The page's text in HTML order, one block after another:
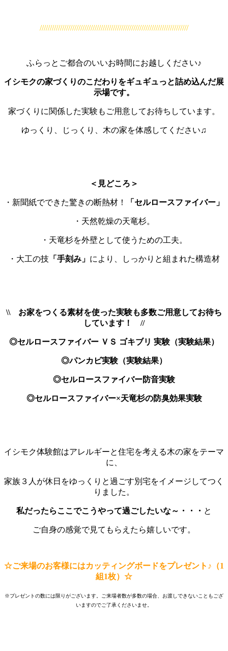
/////////////////////////////////////////////////////////////////////////
ふらっとご都合のいいお時間にお越しください♪
イシモクの家づくりのこだわりをギュギュっと詰め込んだ展
示場です。
家づくりに関係した実験もご用意してお待ちしています。
ゆっくり、じっくり、木の家を体感してください♫
＜見どころ＞
・新聞紙でできた驚きの断熱材！ 「セルロースファイバー」
・天然乾燥の天竜杉。
・天竜杉を外壁として使うための工夫。
・大工の技 「手刻み」 により、しっかりと組まれた構造材
\\ お家をつくる素材を使った実験も多数ご用意してお待ち
しています！ //
◎セルロースファイバー ＶＳ ゴキブリ 実験（実験結果）
◎パンカビ実験（実験結果）
◎セルロースファイバー防音実験
◎セルロースファイバー×天竜杉の防臭効果実験
イシモク体験館はアレルギーと住宅を考える木の家をテーマ
に、
家族３人が休日をゆっくりと過ごす別宅をイメージしてつく
りました。
私だったらここでこうやって過ごしたいな～・・・ と
ご自身の感覚で見てもらえたら嬉しいです。
☆ご来場のお客様にはカッティングボードをプレゼント♪（1
組1枚）☆
※プレゼントの数には限りがございます。ご来場者数が多数の場合、お渡しできないこともござ
いますのでご了承くださいませ。